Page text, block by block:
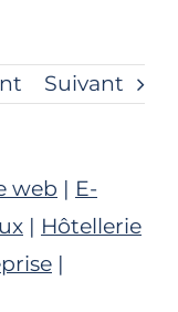
Suivant
web | E-
| Hôtellerie
|